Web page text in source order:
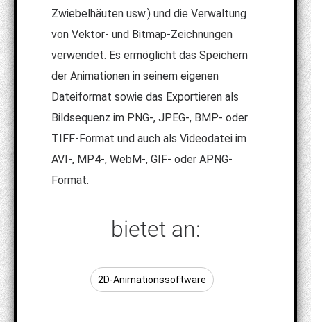
Zwiebelhäuten usw.) und die Verwaltung
von Vektor- und Bitmap-Zeichnungen
verwendet. Es ermöglicht das Speichern
der Animationen in seinem eigenen
Dateiformat sowie das Exportieren als
Bildsequenz im PNG-, JPEG-, BMP- oder
TIFF-Format und auch als Videodatei im
AVI-, MP4-, WebM-, GIF- oder APNG-
Format.
bietet an:
2D-Animationssoftware